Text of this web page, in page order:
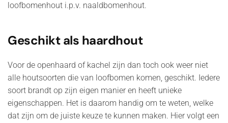
loofbomenhout i.p.v. naaldbomenhout.
Geschikt als haardhout
Voor de openhaard of kachel zijn dan toch ook weer niet
alle houtsoorten die van loofbomen komen, geschikt. Iedere
soort brandt op zijn eigen manier en heeft unieke
eigenschappen. Het is daarom handig om te weten, welke
dat zijn om de juiste keuze te kunnen maken. Hier volgt een